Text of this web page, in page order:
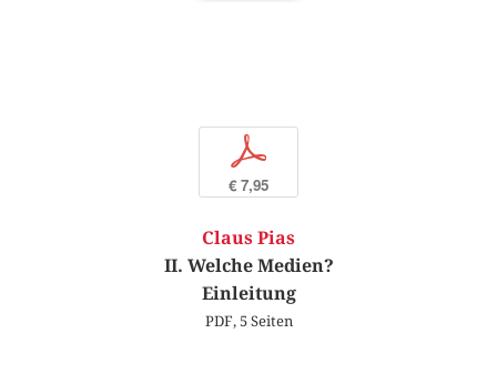
p
€ 7,95
Claus Pias
II. Welche Medien?
Einleitung
PDF, 5 Seiten